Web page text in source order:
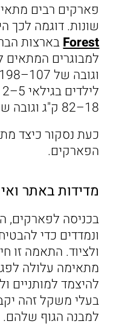
פארקים רבים
שונות. דוגמה לכך
Forest
18–82 ק"ג וגובה של 90–167 ס"מ.
כעת נסקור כיצד
הפארקים.
מדידות באתר
בכניסה
ונמדדים כדי
ולציוד. התאמה זו
מתאימה עלולה
להיצמד למותניים
בעלי משקל זהה
למבנה הגוף שלהם.